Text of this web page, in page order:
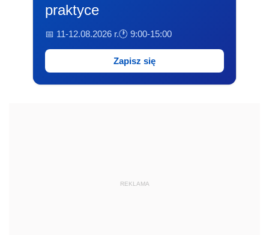
praktyce
📅 11-12.08.2026 r.🕐 9:00-15:00
Zapisz się
REKLAMA